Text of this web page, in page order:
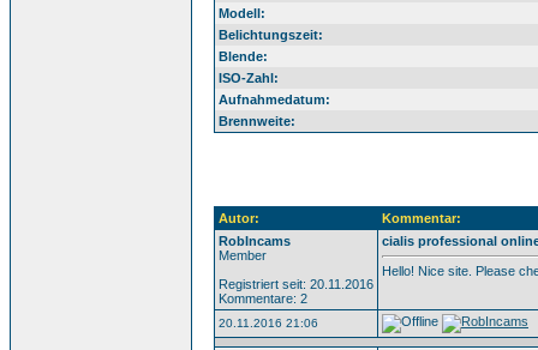
Modell:
Belichtungszeit:
Blende:
ISO-Zahl:
Aufnahmedatum:
Brennweite:
Autor:
Kommentar:
RobIncams
Member
Registriert seit: 20.11.2016
Kommentare: 2
cialis professional
Hello! Nice site. Please
20.11.2016 21:06